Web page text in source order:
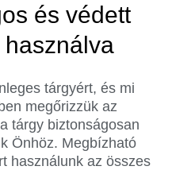
és védett
tárgyért, és mi
megőrizzük az
tárgy biztonságosan
Önhöz. Megbízható
használunk az összes